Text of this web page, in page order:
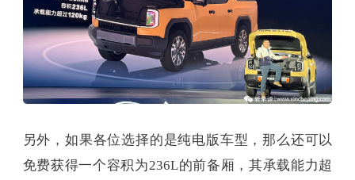
另外，如果各位选择的是纯电版车型，那么还可以
免费获得一个容积为236L的前备厢，其承载能力超